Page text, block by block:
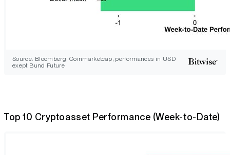
Source: Bloomberg, Coinmarketcap; performances in USD
exept Bund Future
Top 10 Cryptoasset Performance (Week-to-Date)